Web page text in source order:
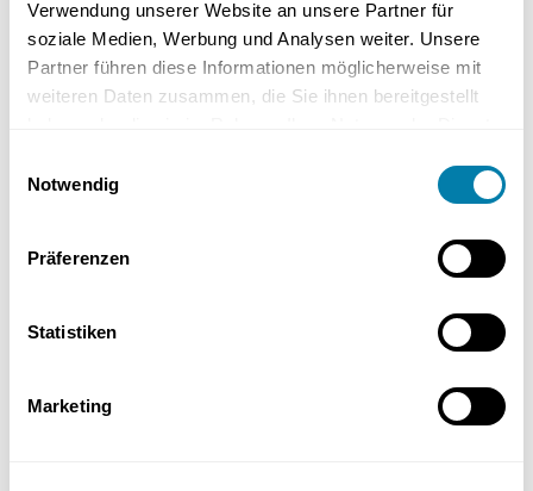
Verwendung unserer Website an unsere Partner für
soziale Medien, Werbung und Analysen weiter. Unsere
Partner führen diese Informationen möglicherweise mit
weiteren Daten zusammen, die Sie ihnen bereitgestellt
Notwendig
Präferenzen
Statistiken
Marketing
Diese Kombination schafft ein effizientes Gesamtsystem, das die
Nutzung erneuerbarer Energien maximiert und die Abhängigkeit von
externen Energiequellen reduziert. Dadurch können Haushalte nicht
Kosten und Lebensdauer von Vaillant
Heizungen